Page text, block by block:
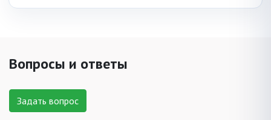
Вопросы и ответы
Задать вопрос